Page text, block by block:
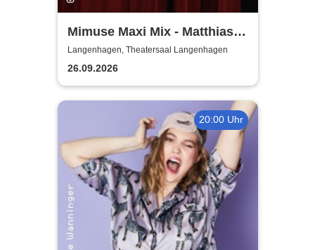
Mimuse Maxi Mix - Matthias
Brodowy und Gäste
Langenhagen, Theatersaal Langenhagen
26.09.2026
20:00 Uhr